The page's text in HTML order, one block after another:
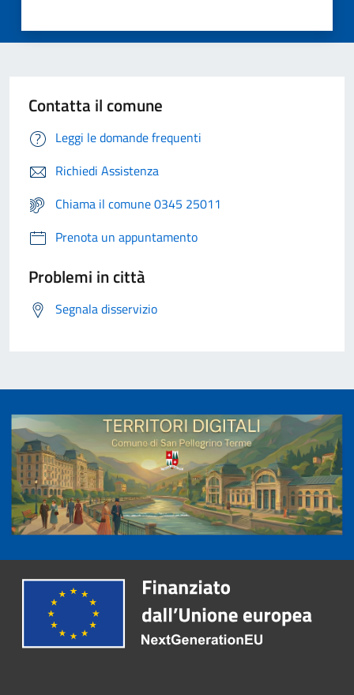
Contatta il comune
Leggi le domande frequenti
Richiedi Assistenza
Chiama il comune 0345 25011
Prenota un appuntamento
Problemi in città
Segnala disservizio